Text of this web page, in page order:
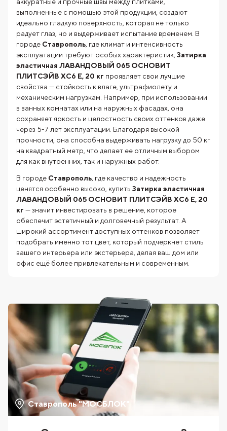
выполненные с помощью этой продукции, создают
идеально гладкую поверхность, которая не только
радует глаз, но и выдерживает испытание временем. В
городе Ставрополь , где климат и интенсивность
эксплуатации требуют особых характеристик, Затирка
эластичная ЛАВАНДОВЫЙ 065 ОСНОВИТ
ПЛИТСЭЙВ XC6 Е, 20 кг проявляет свои лучшие
свойства — стойкость к влаге, ультрафиолету и
механическим нагрузкам. Например, при использовании
в ванных комнатах или на наружных фасадах, она
сохраняет яркость и целостность своих оттенков даже
через 5-7 лет эксплуатации. Благодаря высокой
прочности, она способна выдерживать нагрузку до 50 кг
на квадратный метр, что делает ее отличным выбором
для как внутренних, так и наружных работ.
В городе Ставрополь , где качество и надежность
ценятся особенно высоко, купить Затирка эластичная
ЛАВАНДОВЫЙ 065 ОСНОВИТ ПЛИТСЭЙВ XC6 Е, 20
кг — значит инвестировать в решение, которое
обеспечит эстетичный и долговечный результат. А
широкий ассортимент доступных оттенков позволяет
подобрать именно тот цвет, который подчеркнет стиль
вашего интерьера или экстерьера, делая ваш дом или
офис ещё более привлекательным и современным.
Ставрополь "МОСБЛОК"